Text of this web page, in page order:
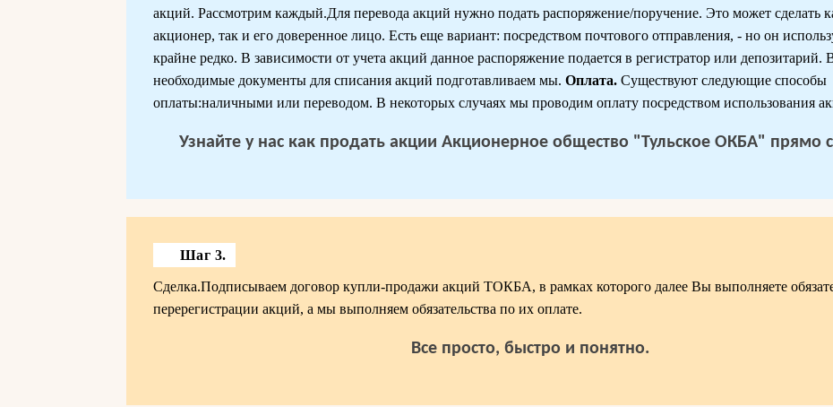
акций. Рассмотрим каждый.Для перевода акций нужно подать распоряжение/поручение. Это может сделать
акционер, так и его доверенное лицо. Есть еще вариант: посредством почтового отправления, - но он
крайне редко. В зависимости от учета акций данное распоряжение подается в регистратор или депозитарий.
необходимые документы для списания акций подготавливаем мы. Оплата. Существуют следующие способы
оплаты:наличными или переводом. В некоторых случаях мы проводим оплату посредством использования
Узнайте у нас как продать акции Акционерное общество "Тульское ОКБА" прямо
Шаг 3.
Сделка.Подписываем договор купли-продажи акций ТОКБА, в рамках которого далее Вы выполняете
перерегистрации акций, а мы выполняем обязательства по их оплате.
Все просто, быстро и понятно.